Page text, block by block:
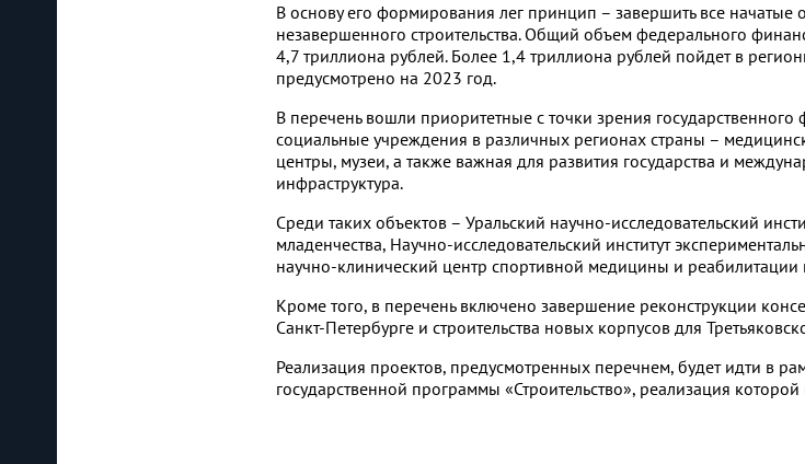
В основу его формирования лег принцип – завершить все начатые
незавершенного строительства. Общий объем федерального
4,7 триллиона рублей. Более 1,4 триллиона рублей пойдет в
предусмотрено на 2023 год.
В перечень вошли приоритетные с точки зрения
социальные учреждения в различных регионах страны –
центры, музеи, а также важная для развития государства и
инфраструктура.
Среди таких объектов – Уральский научно-исследовательский
младенчества, Научно-исследовательский институт
научно-клинический центр спортивной медицины и
Кроме того, в перечень включено завершение реконструкции
Санкт-Петербурге и строительства новых корпусов для
Реализация проектов, предусмотренных перечнем, будет идти в
государственной программы «Строительство», реализация